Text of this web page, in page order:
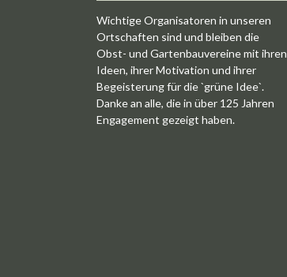
Wichtige Organisatoren in unseren
Ortschaften sind und bleiben die
Obst- und Gartenbauvereine mit ihren
Ideen, ihrer Motivation und ihrer
Begeisterung für die `grüne Idee`.
Danke an alle, die in über 125 Jahren
Engagement gezeigt haben.